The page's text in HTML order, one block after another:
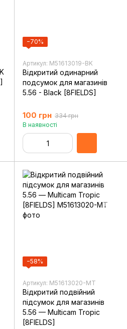
−70%
Артикул: M51613019-BK
Відкритий одинарний
подсумок для магазинів
5.56 - Black [8FIELDS]
100 грн 334 грн
В наявності
−58%
Артикул: M51613020-MT
Відкритий подвійний
підсумок для магазинів
5.56 — Multicam Tropic
[8FIELDS]